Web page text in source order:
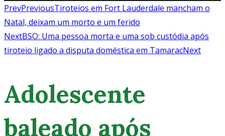
PrevPreviousTiroteios em Fort Lauderdale mancham o
Natal, deixam um morto e um ferido
NextBSO: Uma pessoa morta e uma sob custódia após
tiroteio ligado a disputa doméstica em TamaracNext
Adolescente
baleado após